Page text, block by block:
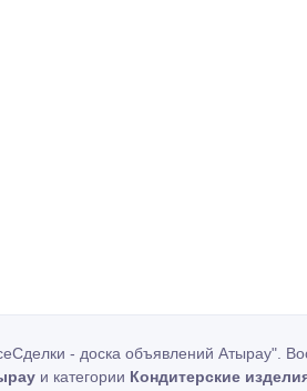
- доска объявлений Атырау".
и категории Кондитерские